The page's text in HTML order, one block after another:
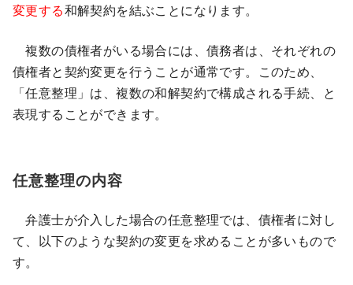
変更する和解契約を結ぶことになります。
複数の債権者がいる場合には、債務者は、それぞれの
債権者と契約変更を行うことが通常です。このため、
「任意整理」は、複数の和解契約で構成される手続、と
表現することができます。
任意整理の内容
弁護士が介入した場合の任意整理では、債権者に対し
て、以下のような契約の変更を求めることが多いもので
す。